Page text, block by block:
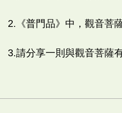
2.《普門品》中，觀音菩
3.請分享一則與觀音菩薩